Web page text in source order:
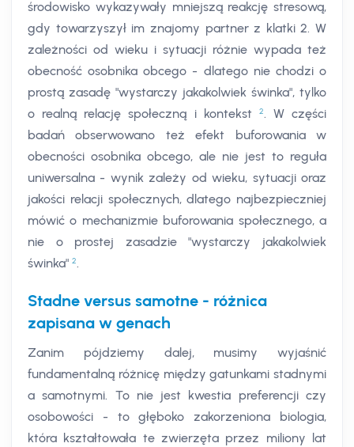
środowisko wykazywały mniejszą reakcję stresową,
gdy towarzyszył im znajomy partner z klatki 2. W
zależności od wieku i sytuacji różnie wypada też
obecność osobnika obcego - dlatego nie chodzi o
prostą zasadę "wystarczy jakakolwiek świnka", tylko
o realną relację społeczną i kontekst
2. W części
badań obserwowano też efekt buforowania w
obecności osobnika obcego, ale nie jest to reguła
uniwersalna - wynik zależy od wieku, sytuacji oraz
jakości relacji społecznych, dlatego najbezpieczniej
mówić o mechanizmie buforowania społecznego, a
nie o prostej zasadzie "wystarczy jakakolwiek
świnka" 2.
Stadne versus samotne - różnica
zapisana w genach
Zanim pójdziemy dalej, musimy wyjaśnić
fundamentalną różnicę między gatunkami stadnymi
a samotnymi. To nie jest kwestia preferencji czy
osobowości - to głęboko zakorzeniona biologia,
która kształtowała te zwierzęta przez miliony lat